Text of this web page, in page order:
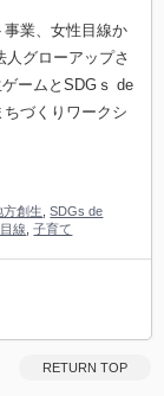
業、女性目線か
人グローアップさ
ームとSDGｓ de
づくりワークシ
方創生 ,SDGs de
線 ,子育て
RETURN TOP